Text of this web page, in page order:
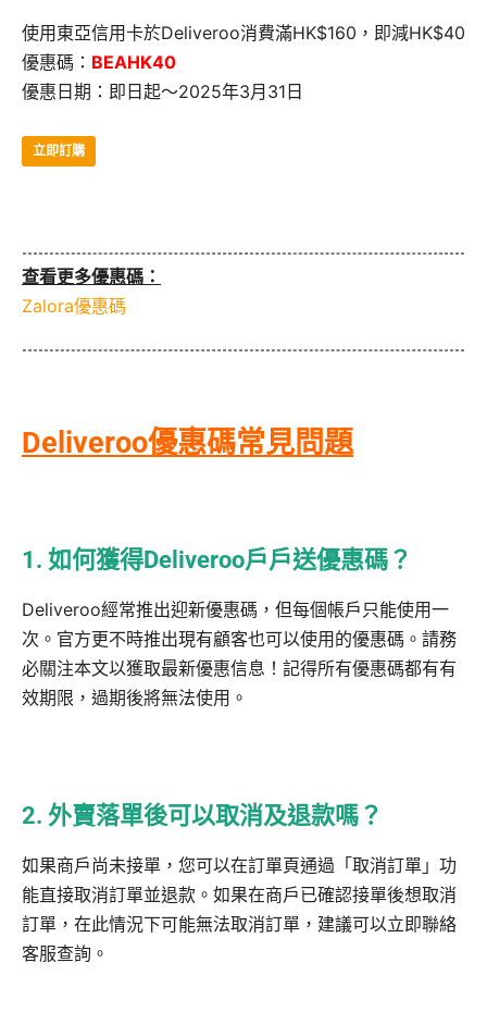
使用東亞信用卡於Deliveroo消費滿HK$160，即減HK$40
優惠碼： BEAHK40
優惠日期：即日起～2025年3月31日
立即訂購
查看更多優惠碼：
Zalora優惠碼
Deliveroo優惠碼常見問題
1. 如何獲得Deliveroo戶戶送優惠碼？
Deliveroo經常推出迎新優惠碼，但每個帳戶只能使用一
次。官方更不時推出現有顧客也可以使用的優惠碼。請務
必關注本文以獲取最新優惠信息！記得所有優惠碼都有有
效期限，過期後將無法使用。
2. 外賣落單後可以取消及退款嗎？
如果商戶尚未接單，您可以在訂單頁通過「取消訂單」功
能直接取消訂單並退款。如果在商戶已確認接單後想取消
訂單，在此情況下可能無法取消訂單，建議可以立即聯絡
客服查詢。